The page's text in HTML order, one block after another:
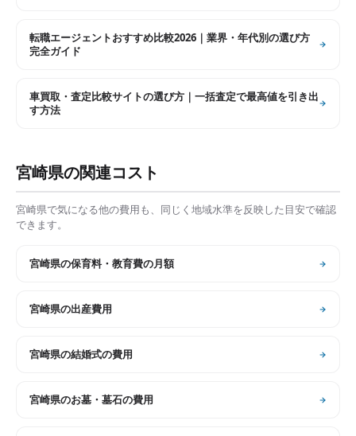
転職エージェントおすすめ比較2026｜業界・年代別の選び方
完全ガイド
車買取・査定比較サイトの選び方｜一括査定で最高値を引き出
す方法
宮崎県の関連コスト
宮崎県で気になる他の費用も、同じく地域水準を反映した目安で確認
できます。
宮崎県の保育料・教育費の月額
宮崎県の出産費用
宮崎県の結婚式の費用
宮崎県のお墓・墓石の費用